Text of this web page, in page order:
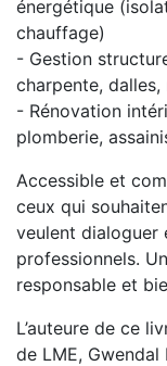
énergétique
chauffage)
- Gestion
charpente,
- Rénovation
plomberie,
Accessible et
ceux qui
veulent dialoguer
professionnels.
responsable et
L’auteure de ce
de LME,